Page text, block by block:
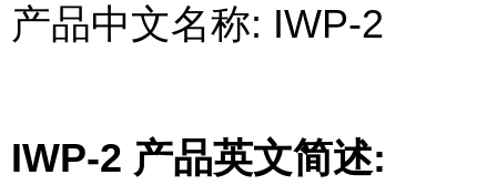
产品中文名称: IWP-2
IWP-2 产品英文简述: